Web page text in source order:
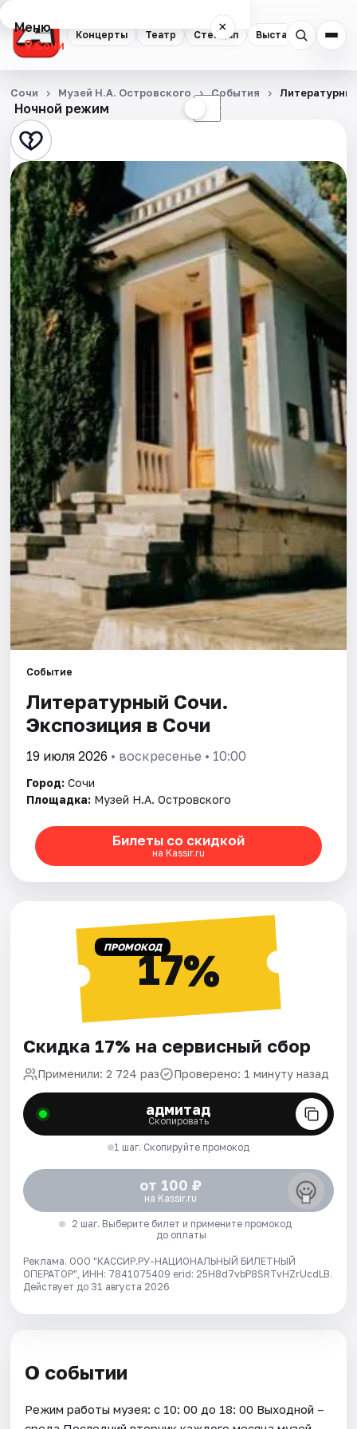
Концерты Театр Стендап Выставки
Меню ×
Сочи
Концерты
Театр
Стендап
Выставки
Квесты
Экскурсии
Спорт
События
Города
Площадки
Артисты
Рейтинги
Ночной режим ☾
Сочи Музей Н.А. Островского События
Событие
Литературный Сочи.
Экспозиция в Сочи
19 июля 2026 • воскресенье • 10:00
Город: Сочи
Площадка: Музей Н.А. Островского
Билеты со скидкой
на Kassir.ru
ПРОМОКОД17%
Скидка 17% на сервисный сбор
Применили: 2 724 раз Проверено: 1 минуту назад
адмитад
Скопировать
1 шаг. Скопируйте промокод
от 100 ₽
на Kassir.ru
2 шаг. Выберите билет и примените промокод
до оплаты
Реклама. ООО "КАССИР.РУ-НАЦИОНАЛЬНЫЙ БИЛЕТНЫЙ
ОПЕРАТОР", ИНН: 7841075409 erid: 25H8d7vbP8SRTvHZrUcdLB.
Действует до 31 августа 2026
О событии
Режим работы музея: с 10: 00 до 18: 00 Выходной –